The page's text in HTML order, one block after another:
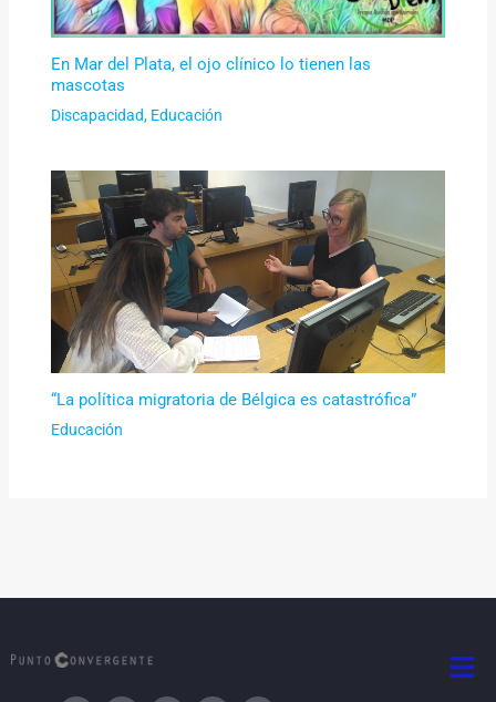
En Mar del Plata, el ojo clínico lo tienen las
mascotas
Discapacidad, Educación
“La política migratoria de Bélgica es catastrófica”
Educación